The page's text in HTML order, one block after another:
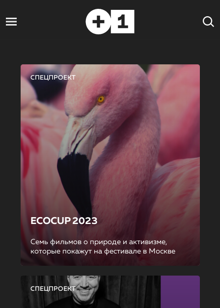
СПЕЦПРОЕКТ
ECOCUP 2023
Семь фильмов о природе и активизме,
которые покажут на фестивале в Москве
СПЕЦПРОЕКТ